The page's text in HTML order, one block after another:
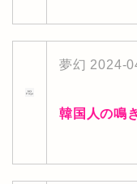
夢幻 2024-
韓国人の鳴